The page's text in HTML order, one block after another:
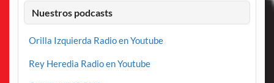
Nuestros podcasts
Orilla Izquierda Radio en Youtube
Rey Heredia Radio en Youtube